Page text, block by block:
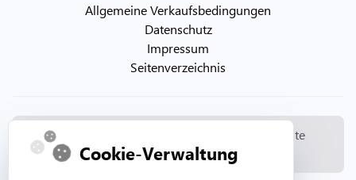
Allgemeine Verkaufsbedingungen
Datenschutz
Impressum
Seitenverzeichnis
© Copyright 2026. Topsellerieauto Alle Rechte
vorbehalten
Cookie-Verwaltung